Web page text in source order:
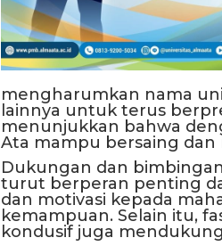
mengharumkan nama
lainnya untuk terus
menunjukkan bahwa
Ata mampu bersaing
Dukungan dan
turut berperan penting
dan motivasi kepada
kemampuan. Selain itu,
kondusif juga